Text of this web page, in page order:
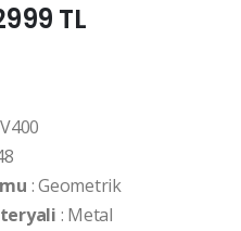
TL
: Geometrik
: Metal